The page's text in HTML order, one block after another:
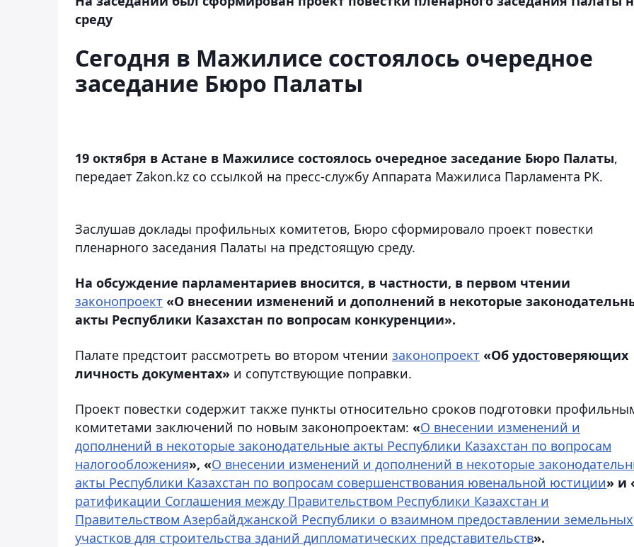
среду
Сегодня в Мажилисе состоялось очередное
заседание Бюро Палаты
19 октября в Астане в Мажилисе состоялось очередное заседание Бюро Палаты,
передает Zakon.kz со ссылкой на пресс-службу Аппарата Мажилиса Парламента РК.
Заслушав доклады профильных комитетов, Бюро сформировало проект повестки
пленарного заседания Палаты на предстоящую среду.
На обсуждение парламентариев вносится, в частности, в первом чтении
законопроект «О внесении изменений и дополнений в некоторые
акты Республики Казахстан по вопросам конкуренции».
Палате предстоит рассмотреть во втором чтении законопроект «Об удостоверяющих
личность документах» и сопутствующие поправки.
Проект повестки содержит также пункты относительно сроков подготовки
комитетами заключений по новым законопроектам: «О внесении изменений и
дополнений в некоторые законодательные акты Республики Казахстан по вопросам
налогообложения», «О внесении изменений и дополнений в некоторые
акты Республики Казахстан по вопросам совершенствования ювенальной юстиции» и
ратификации Соглашения между Правительством Республики Казахстан и
Правительством Азербайджанской Республики о взаимном предоставлении земельных
участков для строительства зданий дипломатических представительств».